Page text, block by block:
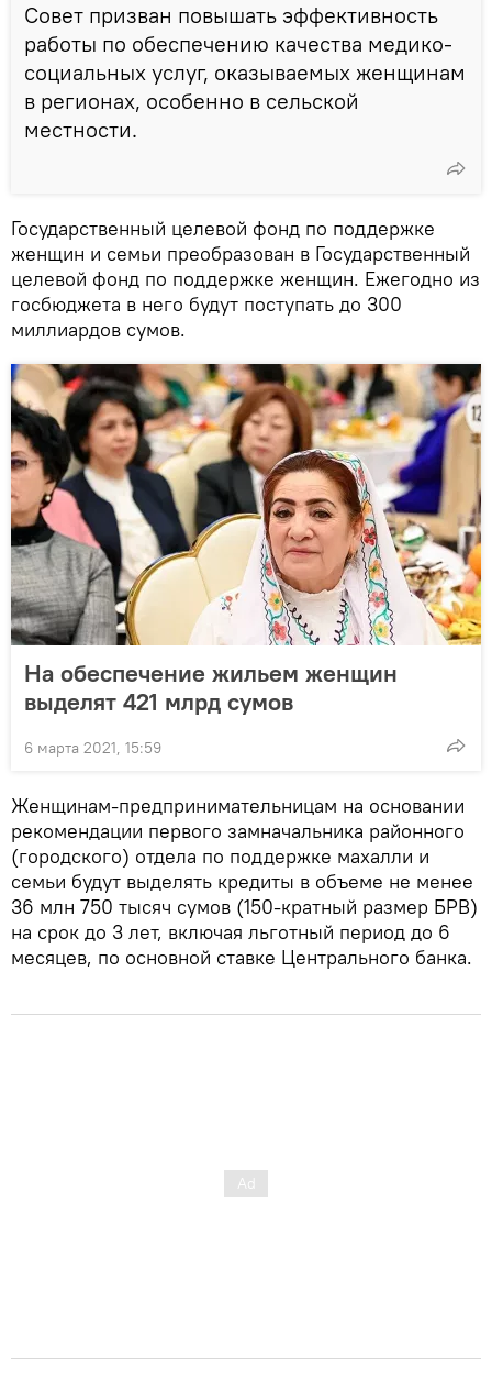
Совет призван повышать эффективность
работы по обеспечению качества медико-
социальных услуг, оказываемых женщинам
в регионах, особенно в сельской
местности.
Государственный целевой фонд по поддержке
женщин и семьи преобразован в Государственный
целевой фонд по поддержке женщин. Ежегодно из
госбюджета в него будут поступать до 300
миллиардов сумов.
На обеспечение жильем женщин
выделят 421 млрд сумов
6 марта 2021, 15:59
Женщинам-предпринимательницам на основании
рекомендации первого замначальника районного
(городского) отдела по поддержке махалли и
семьи будут выделять кредиты в объеме не менее
36 млн 750 тысяч сумов (150-кратный размер БРВ)
на срок до 3 лет, включая льготный период до 6
месяцев, по основной ставке Центрального банка.